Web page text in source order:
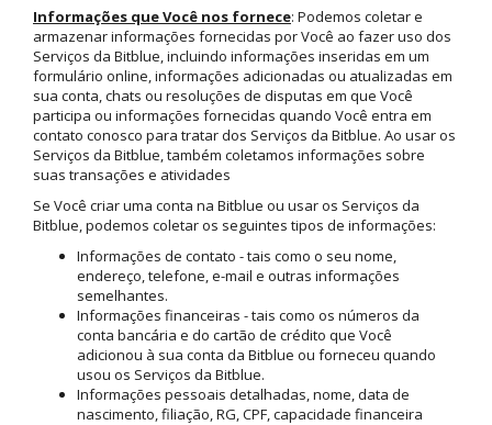
Informações que Você nos fornece: Podemos coletar e
armazenar informações fornecidas por Você ao fazer uso dos
Serviços da Bitblue, incluindo informações inseridas em um
formulário online, informações adicionadas ou atualizadas em
sua conta, chats ou resoluções de disputas em que Você
participa ou informações fornecidas quando Você entra em
contato conosco para tratar dos Serviços da Bitblue. Ao usar os
Serviços da Bitblue, também coletamos informações sobre
suas transações e atividades
Se Você criar uma conta na Bitblue ou usar os Serviços da
Bitblue, podemos coletar os seguintes tipos de informações:
Informações de contato - tais como o seu nome,
endereço, telefone, e-mail e outras informações
semelhantes.
Informações financeiras - tais como os números da
conta bancária e do cartão de crédito que Você
adicionou à sua conta da Bitblue ou forneceu quando
usou os Serviços da Bitblue.
Informações pessoais detalhadas, nome, data de
nascimento, filiação, RG, CPF, capacidade financeira